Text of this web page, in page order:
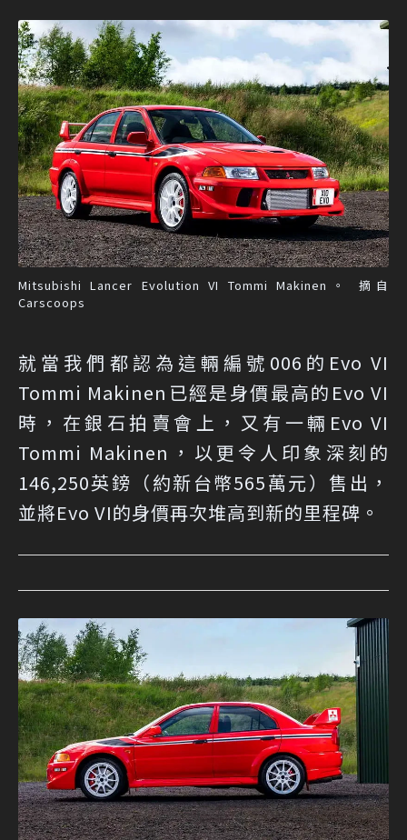
Mitsubishi Lancer Evolution VI Tommi Makinen。 摘自
Carscoops
就當我們都認為這輛編號006的Evo VI
Tommi Makinen已經是身價最高的Evo VI
時，在銀石拍賣會上，又有一輛Evo VI
Tommi Makinen，以更令人印象深刻的
146,250英鎊（約新台幣565萬元）售出，
並將Evo VI的身價再次堆高到新的里程碑。